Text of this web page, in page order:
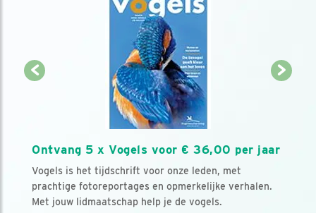
Ontvang 5 x Vogels voor € 36,00 per jaar
Vogels is het tijdschrift voor onze leden, met
prachtige fotoreportages en opmerkelijke verhalen.
Met jouw lidmaatschap help je de vogels.